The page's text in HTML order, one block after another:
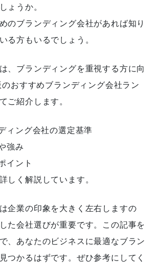
ょうか。
のブランディング会社があれば知り
る方もいるでしょう。
、ブランディングを重視する方に向
おすすめブランディング会社ラン
ご紹介します。
ィング会社の選定基準
強み
イント
しく解説しています。
企業の印象を大きく左右しますの
た会社選びが重要です。この記事を
、あなたのビジネスに最適なブラン
つかるはずです。ぜひ参考にしてく